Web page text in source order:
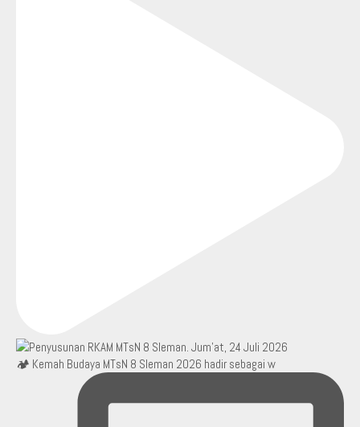
🏕️ Kemah Budaya MTsN 8 Sleman 2026 hadir sebagai w